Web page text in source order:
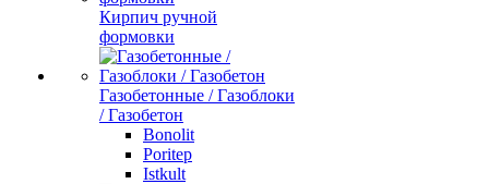
Кирпич ручной
формовки
Газобетонные / Газоблоки
/ Газобетон
Bonolit
Poritep
Istkult